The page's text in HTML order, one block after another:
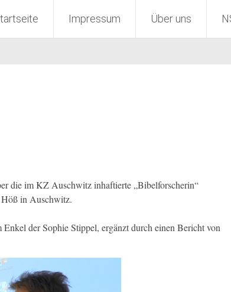
Impressum Über uns
die im KZ Auschwitz inhaftierte „Bibelforscherin“
in Auschwitz.
der Sophie Stippel, ergänzt durch einen Bericht von